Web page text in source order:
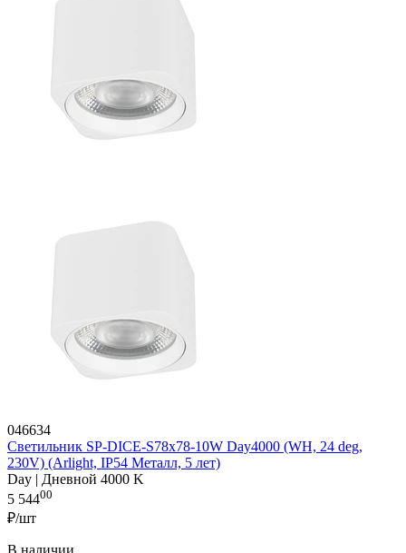
046634
Светильник SP-DICE-S78x78-10W Day4000 (WH, 24 deg,
230V) (Arlight, IP54 Металл, 5 лет)
Day | Дневной 4000 K
5 54400
₽/шт